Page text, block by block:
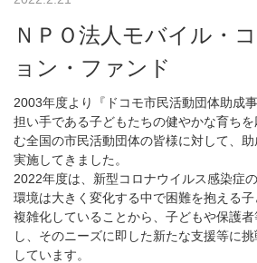
ＮＰＯ法人モバイル・
ョン・ファンド
2003年度より『ドコモ市民活動団体助成
担い手である子どもたちの健やかな育ち
む全国の市民活動団体の皆様に対して、
実施してきました。
2022年度は、新型コロナウイルス感染症
環境は大きく変化する中で困難を抱える子
複雑化していることから、子どもや保護
し、そのニーズに即した新たな支援等に
しています。